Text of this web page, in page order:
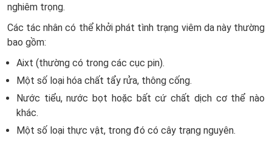
nghiêm trọng.
Các tác nhân có thể khởi phát tình trạng viêm da này thường
bao gồm:
Aixt (thường có trong các cục pin).
Một số loại hóa chất tẩy rửa, thông cống.
Nước tiểu, nước bọt hoặc bất cứ chất dịch cơ thể nào
khác.
Một số loại thực vật, trong đó có cây trạng nguyên.